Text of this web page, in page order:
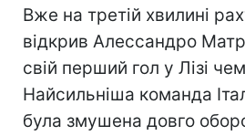
Вже на третій хвилині
відкрив Алессандро
свій перший гол у Лізі
Найсильніша команда
була змушена довго